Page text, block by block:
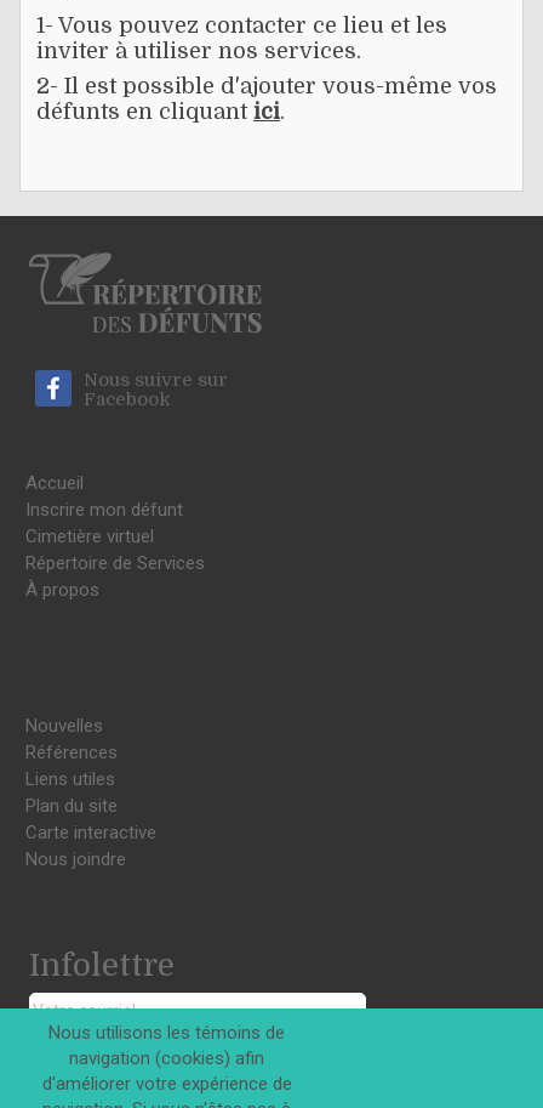
1- Vous pouvez contacter ce lieu et les
inviter à utiliser nos services.
2- Il est possible d'ajouter vous-même vos
défunts en cliquant ici.
Nous suivre sur
Facebook
Accueil
Inscrire mon défunt
Cimetière virtuel
Répertoire de Services
À propos
Nouvelles
Références
Liens utiles
Plan du site
Carte interactive
Nous joindre
Infolettre
S'INSCRIRE
Nous utilisons les témoins de
navigation (cookies) afin
d'améliorer votre expérience de